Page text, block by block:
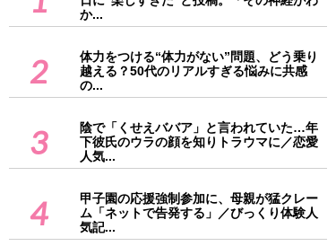
か...
2
体力をつける“体力がない”問題、どう乗り
越える？50代のリアルすぎる悩みに共感
の...
3
陰で「くせえババア」と言われていた…年
下彼氏のウラの顔を知りトラウマに／恋愛
人気...
4
甲子園の応援強制参加に、母親が猛クレー
ム「ネットで告発する」／びっくり体験人
気記...